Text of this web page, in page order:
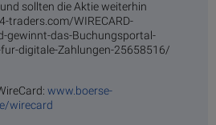
sollten die Aktie weiterhin
traders.com/WIRECARD-
gewinnt-das-Buchungsportal-
digitale-Zahlungen-25658516/
www.boerse-
wirecard